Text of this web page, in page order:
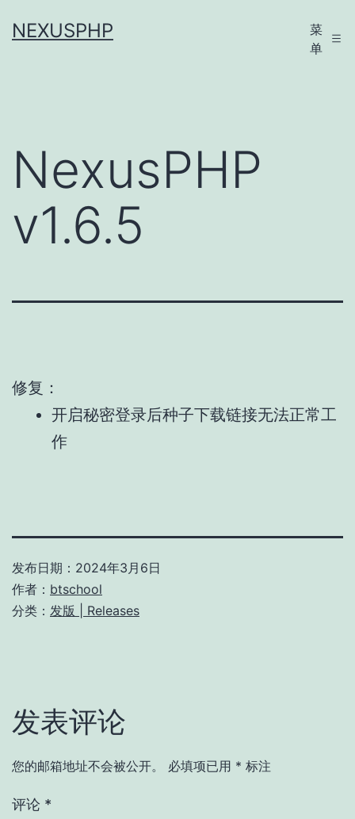
至NEXUSPHP
菜
单
NexusPHP
v1.6.5
修复：
开启秘密登录后种子下载链接无法正常工
作
发布日期： 2024年3月6日
作者： btschool
分类： 发版 | Releases
发表评论
您的邮箱地址不会被公开。 必填项已用 * 标注
评论 *